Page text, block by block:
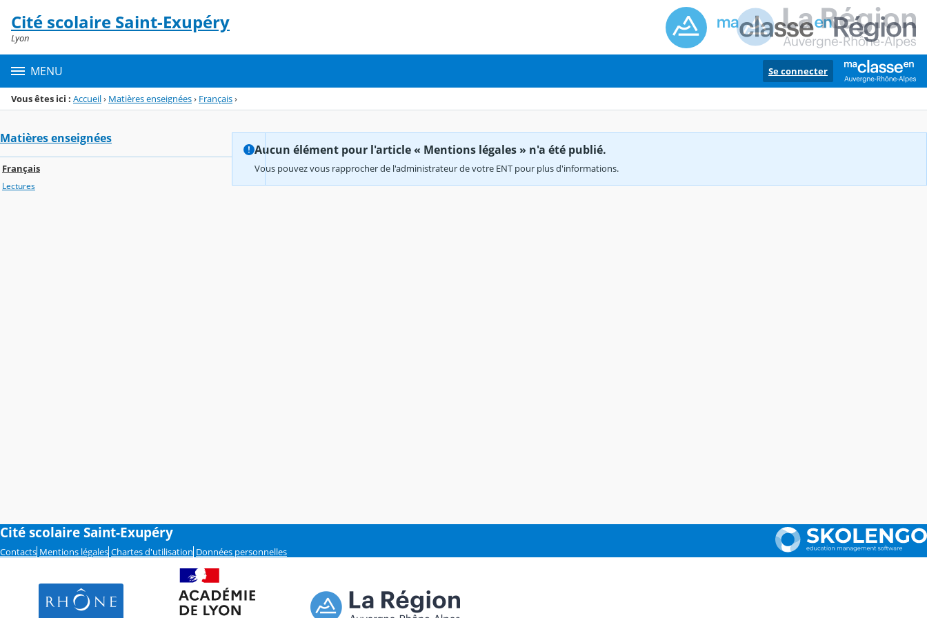
Menu de la rubrique
Contenu
Cité scolaire Saint-Exupéry
Lyon
MENU Se connecter
Vous êtes ici : Accueil› Matières enseignées› Français›
Matières enseignées
Français
Lectures
Aucun élément pour l'article « Mentions légales » n'a été publié.
Vous pouvez vous rapprocher de l'administrateur de votre ENT pour plus d'informations.
Cité scolaire Saint-Exupéry
Contacts Mentions légales Chartes d'utilisation Données personnelles